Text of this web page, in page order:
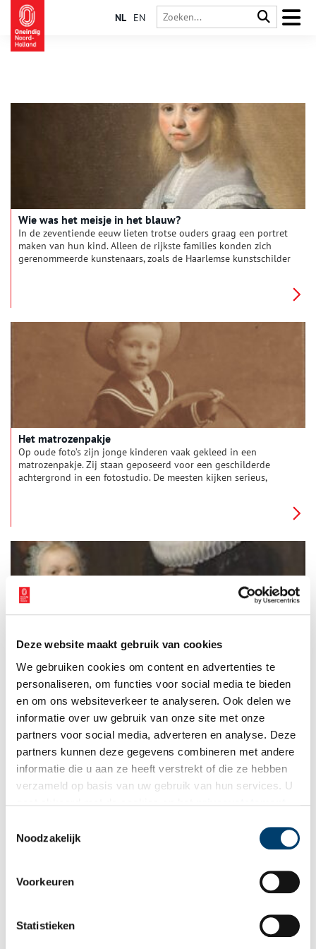
Deze website maakt gebruik van cookies
We gebruiken cookies om content en advertenties te
personaliseren, om functies voor social media te bieden
en om ons websiteverkeer te analyseren. Ook delen we
informatie over uw gebruik van onze site met onze
partners voor social media, adverteren en analyse. Deze
partners kunnen deze gegevens combineren met andere
informatie die u aan ze heeft verstrekt of die ze hebben
verzameld op basis van uw gebruik van hun services. U
Noodzakelijk
Voorkeuren
Statistieken
NL EN
Wie was het meisje in het blauw?
In de zeventiende eeuw lieten trotse ouders graag een portret
maken van hun kind. Alleen de rijkste families konden zich
gerenommeerde kunstenaars, zoals de Haarlemse kunstschilder
meisje? En wie waren haar ouders? Frans Grijzenhout, emeritus
hoogleraar kunstgeschiedenis aan de Universiteit van
Amsterdam, deed uitgebreid onderzoek naar de identiteit van
het mysterieuze drietal.
Het matrozenpakje
Op oude foto’s zijn jonge kinderen vaak gekleed in een
matrozenpakje. Zij staan geposeerd voor een geschilderde
achtergrond in een fotostudio. De meesten kijken serieus,
moeders graag voor hun kroost aanschaften en behoort tot de
populairste kindermode aller tijden.
boedel van Maria Lienaertz (1624)
De eerste resultaten van ‘Crowd Leert Computer Lezen’ waren
nog maar net online, toen kunsthistorica Saskia Kuus via
twitter liet weten wat een goudmijn dit was voor haar
onderzoek naar historische (kinder-)kleding.
Mode en het Zaans Kostuum
Het Zaans Kostuum is bekend geworden in de
vrouw, jak en rok breed silhouet, kostbare stoffen, oorijzer,
sieraden en de kaper spreekt tot de verbeelding. De mannen